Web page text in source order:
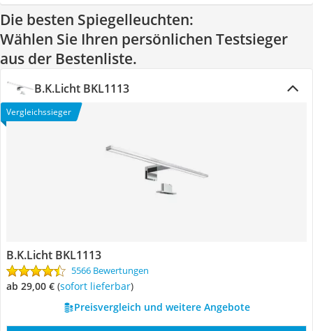
Die besten Spiegelleuchten:
Wählen Sie Ihren persönlichen Testsieger
aus der Bestenliste.
B.K.Licht BKL1113
Vergleichssieger
B.K.Licht BKL1113
5566 Bewertungen
ab 29,00 € ( Sofort lieferbar)
Preisvergleich und weitere Angebote